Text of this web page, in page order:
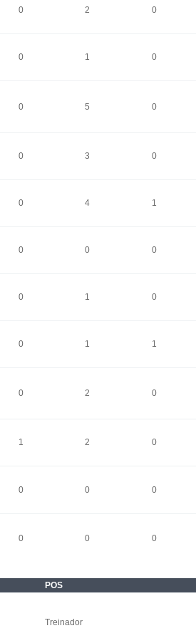
0 2 0
0 1 0
0 5 0
0 3 0
0 4 1
0 0 0
0 1 0
0 1 1
0 2 0
1 2 0
0 0 0
0 0 0
POS
Treinador